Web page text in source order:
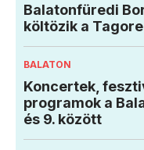
Balatonfüredi
költözik a
BALATON
Koncertek,
programok a
és 9. között